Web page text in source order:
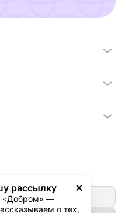
рассылку
«Добром» —
о тех,